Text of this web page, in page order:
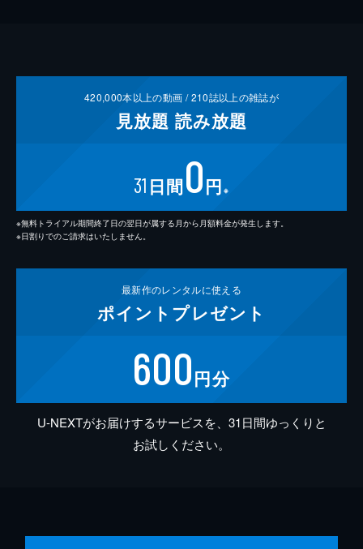
420,000本以上の動画 /210誌以上の雑誌が
見放題 読み放題
31 日間0円 ※
※無料トライアル期間終了日の翌日が属する月から月額料金が発生します。
※日割りでのご請求はいたしません。
最新作のレンタルに使える
ポイント プレゼント
600円分
U-NEXTがお届けするサービスを、31日間ゆっくりと
お試しください。